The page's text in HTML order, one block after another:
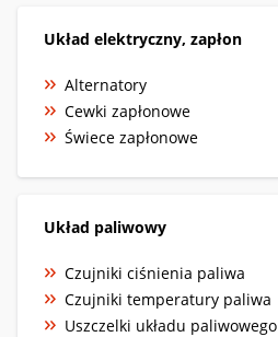
Układ elektryczny, zapłon
Alternatory
Cewki zapłonowe
Świece zapłonowe
Układ paliwowy
Czujniki ciśnienia paliwa
Czujniki temperatury paliwa
Uszczelki układu paliwowego